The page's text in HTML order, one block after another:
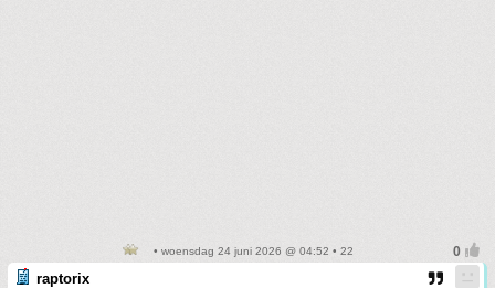
• woensdag 24 juni 2026 @ 04:52 • 22
raptorix